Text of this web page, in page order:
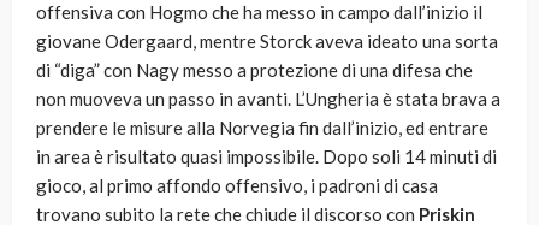
offensiva con Hogmo che ha messo in campo dall’inizio il
giovane Odergaard, mentre Storck aveva ideato una sorta
di “diga” con Nagy messo a protezione di una difesa che
non muoveva un passo in avanti. L’Ungheria è stata brava a
prendere le misure alla Norvegia fin dall’inizio, ed entrare
in area è risultato quasi impossibile. Dopo soli 14 minuti di
gioco, al primo affondo offensivo, i padroni di casa
trovano subito la rete che chiude il discorso con Priskin